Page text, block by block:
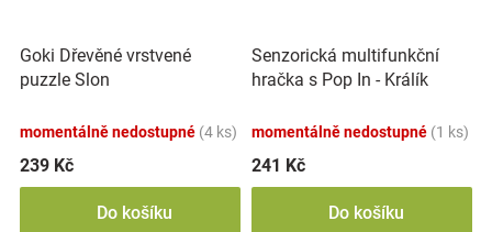
Goki Dřevěné vrstvené
puzzle Slon
momentálně nedostupné (4 ks)
239 Kč
Do košíku
Senzorická multifunkční
hračka s Pop In - Králík
momentálně nedostupné (1 ks)
241 Kč
Do košíku